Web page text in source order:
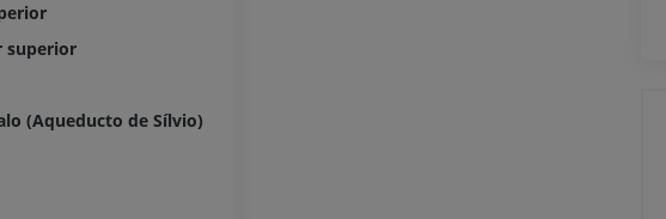
superior
(Aqueducto de Sílvio)
Radiografias